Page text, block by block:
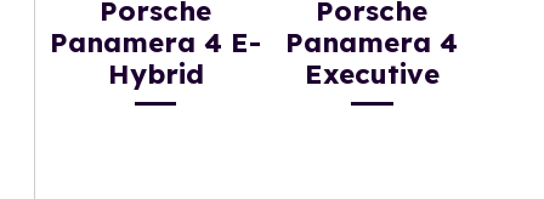
Porsche
Panamera 4 E-
Hybrid
Porsche
Panamera 4
Executive